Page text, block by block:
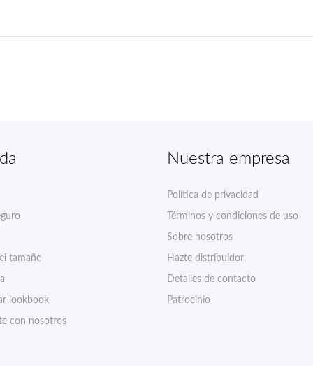
tamaño
lookbook
con nosotros
Nuestra empresa
Política de privacidad
Términos y condiciones de uso
Sobre nosotros
Hazte distribuidor
Detalles de contacto
Patrocinio